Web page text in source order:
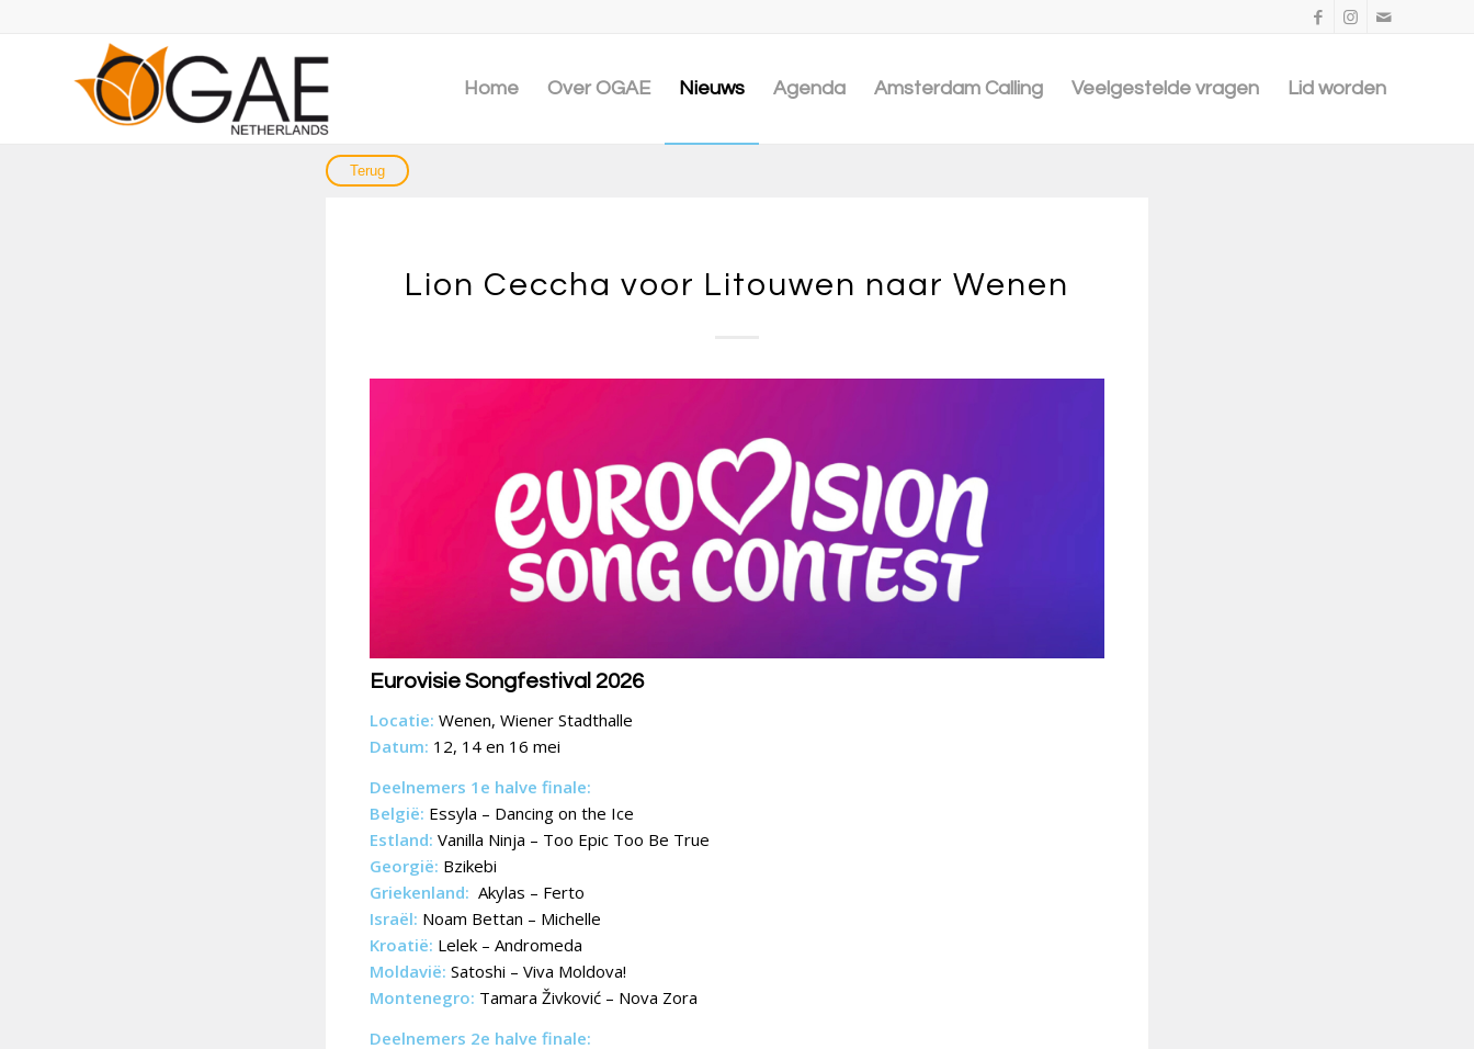
Home Over OGAE Nieuws Agenda Amsterdam Calling Veelgestelde vragen Lid worden
Lion Ceccha voor Litouwen naar Wenen
Eurovisie Songfestival 2026
Locatie: Wenen, Wiener Stadthalle
Datum: 12, 14 en 16 mei
Deelnemers 1e halve finale:
België: Essyla – Dancing on the Ice
Estland: Vanilla Ninja – Too Epic Too Be True
Georgië: Bzikebi
Griekenland: Akylas – Ferto
Israël: Noam Bettan – Michelle
Kroatië: Lelek – Andromeda
Moldavië: Satoshi – Viva Moldova!
Montenegro: Tamara Živković – Nova Zora
Deelnemers 2e halve finale: